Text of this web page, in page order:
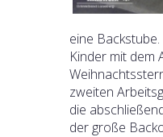
eine
Kinder mit dem
zweiten
die
der große